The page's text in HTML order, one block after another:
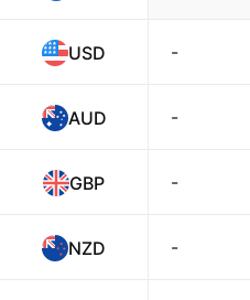
USD -
AUD -
GBP -
NZD -